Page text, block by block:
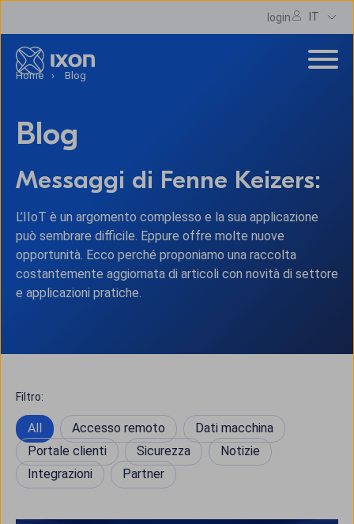
login IT
Home Blog
Blog
Messaggi di Fenne Keizers:
L’IIoT è un argomento complesso e la sua applicazione
può sembrare difficile. Eppure offre molte nuove
opportunità. Ecco perché proponiamo una raccolta
costantemente aggiornata di articoli con novità di settore
e applicazioni pratiche.
Filtro:
All Accesso remoto
Dati macchina
Portale clienti
Sicurezza
Notizie
Integrazioni
Partner